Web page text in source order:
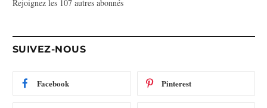
s
m
Rejoignez les 107 autres abonnés
SUIVEZ-NOUS
Facebook Pinterest